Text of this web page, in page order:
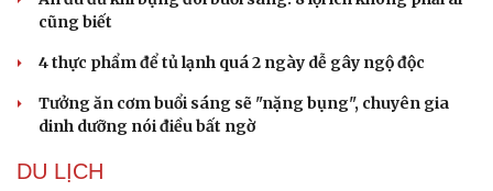
cũng biết
4 thực phẩm để tủ lạnh quá 2 ngày dễ gây ngộ độc
Tưởng ăn cơm buổi sáng sẽ "nặng bụng", chuyên gia
dinh dưỡng nói điều bất ngờ
DU LỊCH